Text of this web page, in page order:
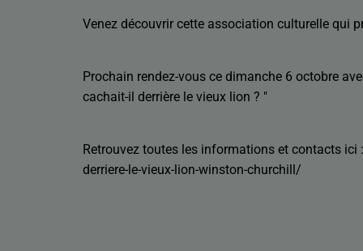
Venez découvrir cette association culturelle qui
Prochain rendez-vous ce dimanche 6 octobre
cachait-il derrière le vieux lion ? "
Retrouvez toutes les informations et contacts
derriere-le-vieux-lion-winston-churchill/